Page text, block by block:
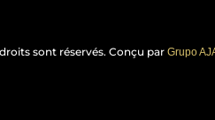
sont réservés. Conçu par Grupo